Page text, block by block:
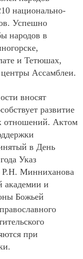
национально-
Успешно
народов в
и Тетюшах,
Ассамблеи.
вносят
развитие
отношений. Актом
в День
Указ
Р.Н. Минниханова
академии и
Божьей
при